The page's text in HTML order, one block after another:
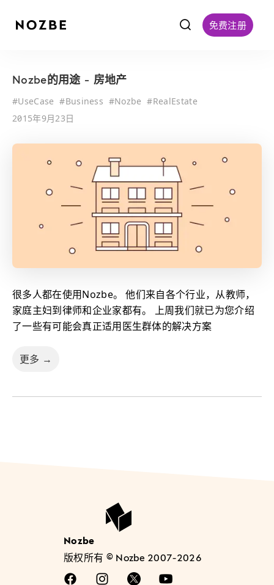
f 免费注册
Nozbe的用途 - 房地产
#UseCase #Business #Nozbe #RealEstate
2015年9月23日
很多人都在使用Nozbe。 他们来自各个行业，从教师，
家庭主妇到律师和企业家都有。 上周我们就已为您介绍
了一些有可能会真正适用医生群体的解决方案
更多 →
Nozbe
版权所有 © Nozbe 2007-2026